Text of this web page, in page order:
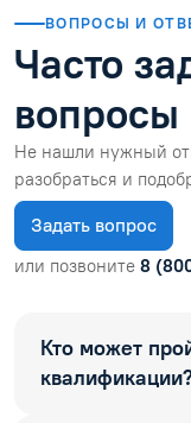
ВОПРОСЫ И
Часто
вопросы
Не нашли нужный
разобраться и
Задать вопрос
или позвоните 8
Кто может